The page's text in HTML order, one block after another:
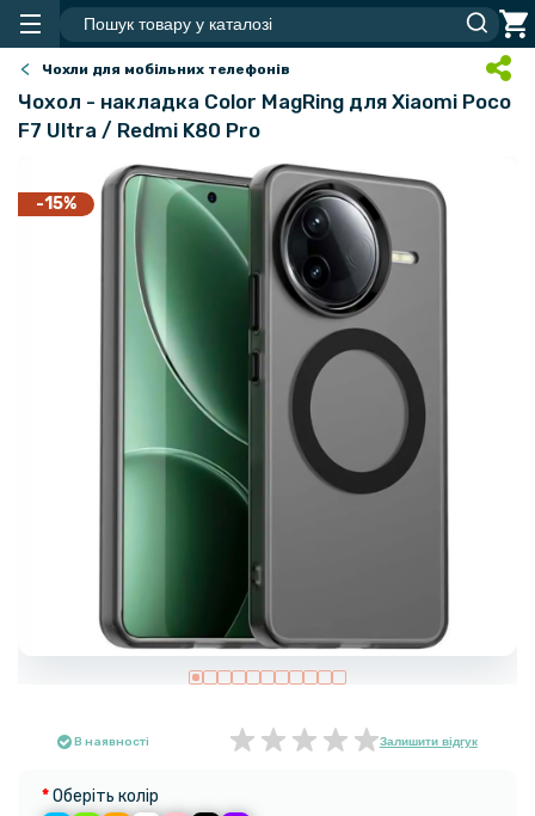
Чохли для мобільних телефонів
Чохол - накладка Color MagRing для Xiaomi Poco
F7 Ultra / Redmi K80 Pro
-15%
В наявності Залишити відгук
Оберіть колір